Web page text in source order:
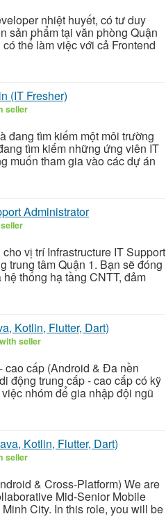
nhiệt huyết, có tư duy
sản phẩm tại văn phòng Quận
thể làm việc với cả Frontend
(IT Fresher)
seller
đang tìm kiếm một môi trường
tìm kiếm những ứng viên IT
muốn tham gia vào các dự án
Administrator
vị trí Infrastructure IT Support
trung tâm Quận 1. Bạn sẽ đóng
thống hạ tầng CNTT, đảm
Kotlin, Flutter, Dart)
seller
cao cấp (Android & Đa nền
động trung cấp - cao cấp có kỹ
nhóm để gia nhập đội ngũ
Kotlin, Flutter, Dart)
seller
& Cross-Platform) We are
Mid-Senior Mobile
City. In this role, you will be